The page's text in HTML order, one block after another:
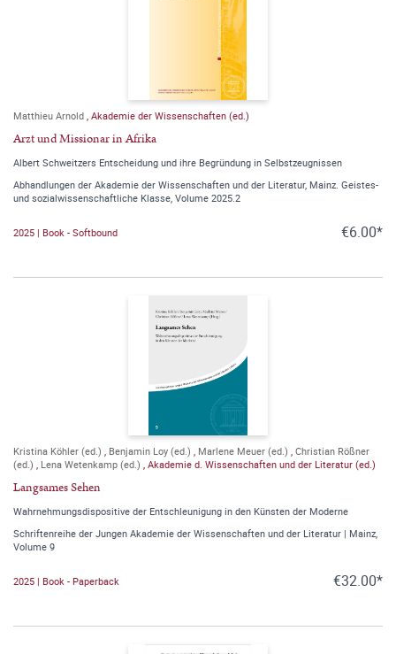
Matthieu Arnold , Akademie der Wissenschaften (ed.)
Arzt und Missionar in Afrika
Albert Schweitzers Entscheidung und ihre Begründung in Selbstzeugnissen
Abhandlungen der Akademie der Wissenschaften und der Literatur, Mainz. Geistes-
und sozialwissenschaftliche Klasse, Volume 2025.2
2025 | Book - Softbound €6.00*
Kristina Köhler (ed.) , Benjamin Loy (ed.) , Marlene Meuer (ed.) , Christian Rößner
(ed.) , Lena Wetenkamp (ed.) , Akademie d. Wissenschaften und der Literatur (ed.)
Langsames Sehen
Wahrnehmungsdispositive der Entschleunigung in den Künsten der Moderne
Schriftenreihe der Jungen Akademie der Wissenschaften und der Literatur | Mainz,
Volume 9
2025 | Book - Paperback €32.00*